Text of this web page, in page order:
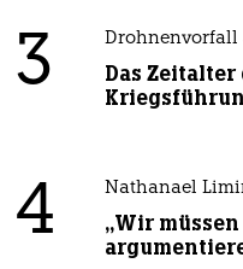
3 Drohnenvorfall
Das
4 Nathanael
„Wir